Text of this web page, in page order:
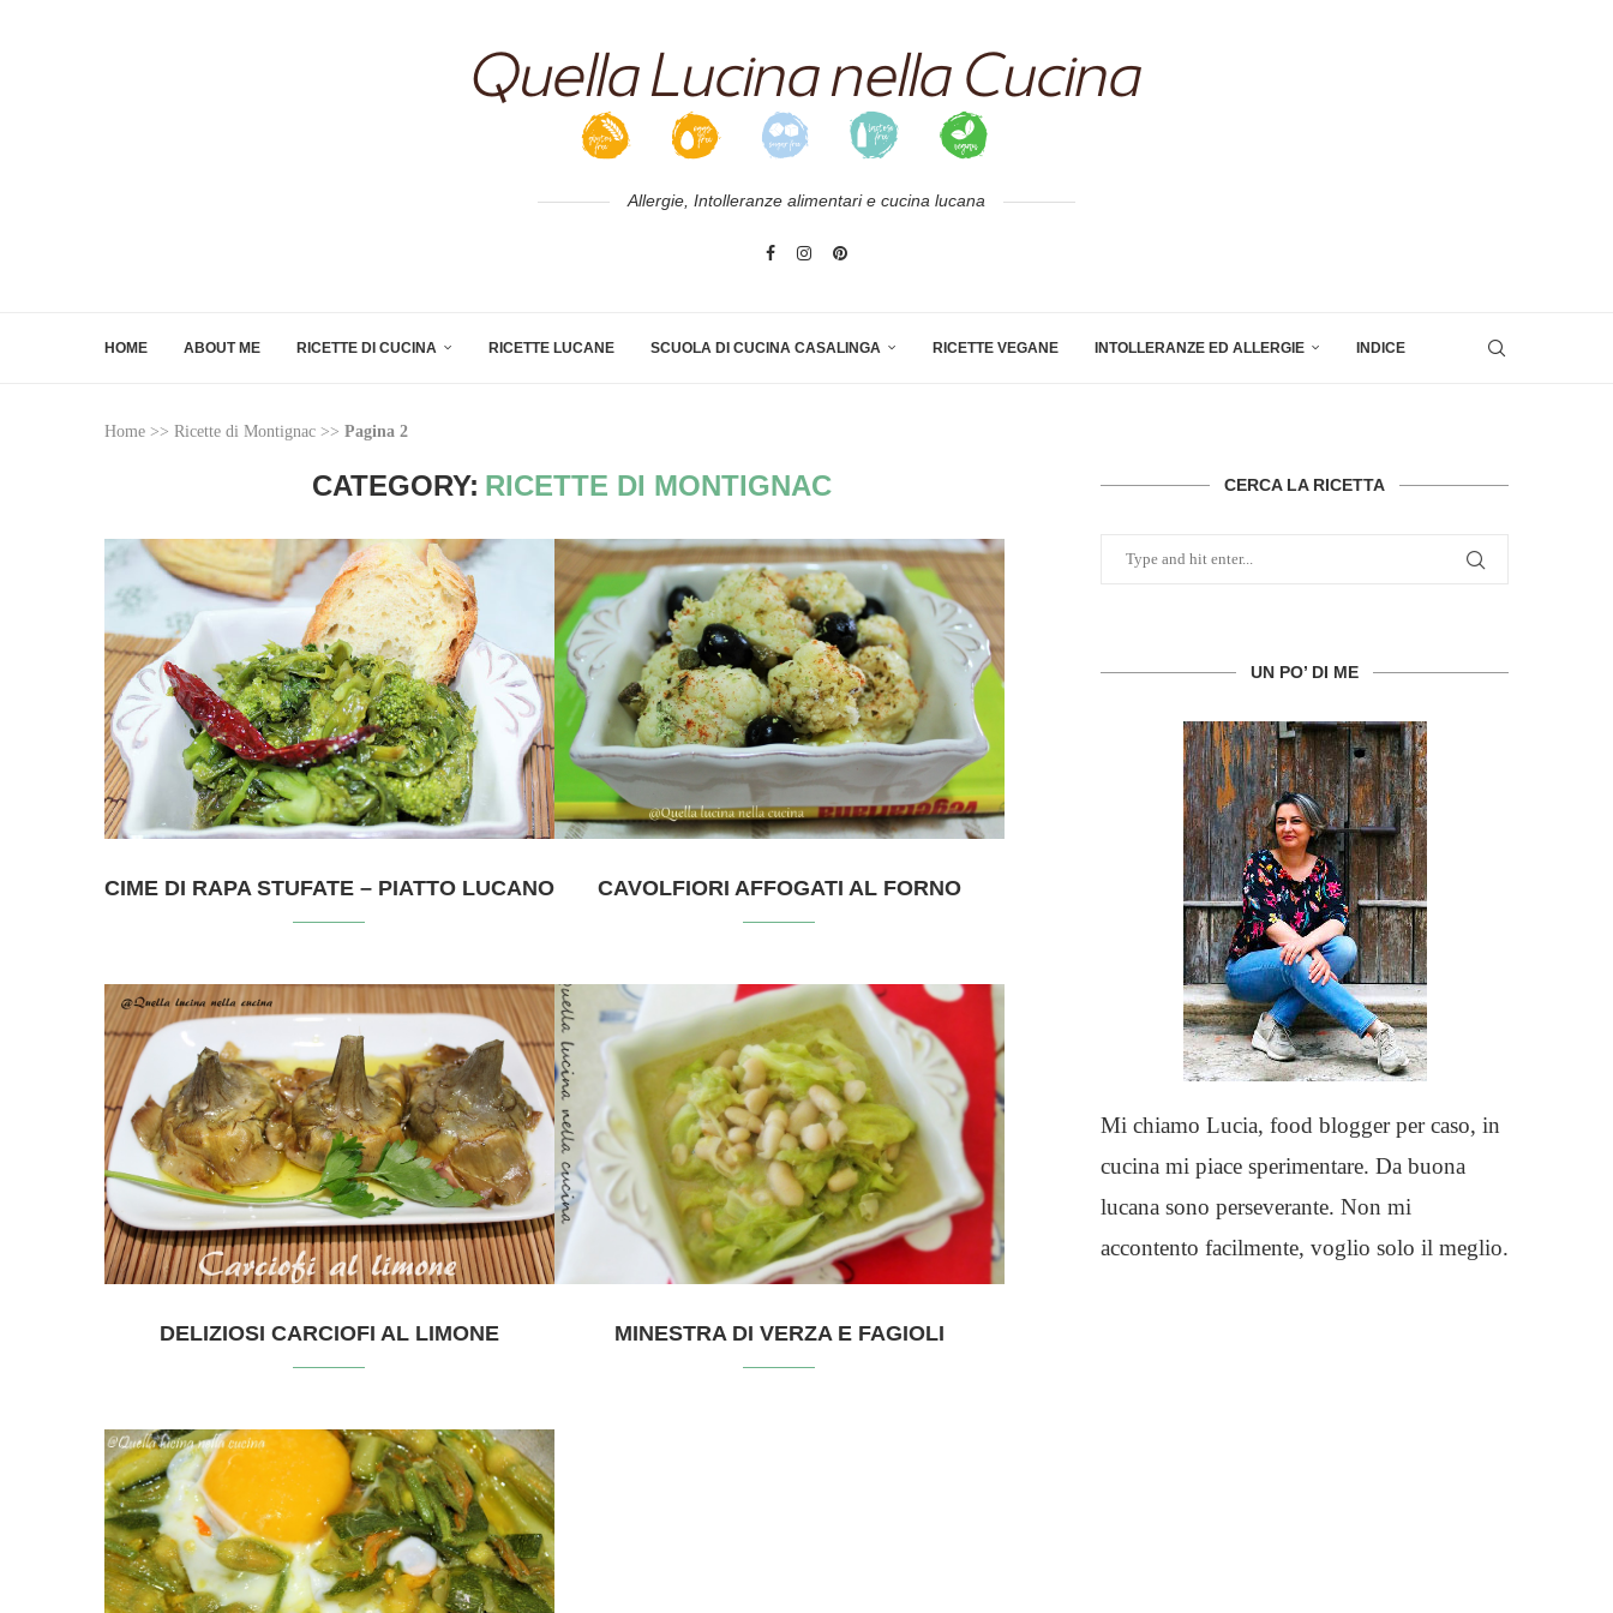
Allergie, Intolleranze alimentari e cucina lucana
HOME ABOUT ME RICETTE DI CUCINA RICETTE LUCANE SCUOLA DI CUCINA CASALINGA RICETTE VEGANE INTOLLERANZE ED ALLERGIE INDICE
Home >> Ricette di Montignac >> Pagina 2
CATEGORY: RICETTE DI MONTIGNAC
CIME DI RAPA STUFATE – PIATTO LUCANO CAVOLFIORI AFFOGATI AL FORNO
DELIZIOSI CARCIOFI AL LIMONE MINESTRA DI VERZA E FAGIOLI
CERCA LA RICETTA
UN PO’ DI ME
Mi chiamo Lucia, food blogger per caso, in
cucina mi piace sperimentare. Da buona
lucana sono perseverante. Non mi
accontento facilmente, voglio solo il meglio.